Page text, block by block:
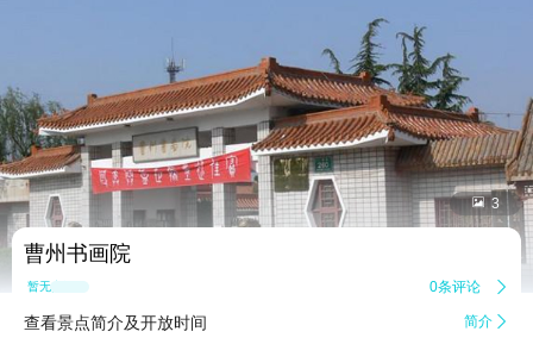
 3
曹州书画院
暂无点评 0条评论 
查看景点简介及开放时间 简介 